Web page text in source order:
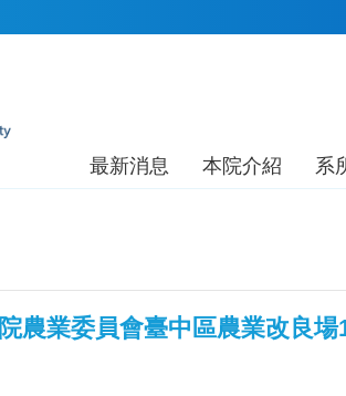
最新消息 本院介紹 系
農業委員會臺中區農業改良